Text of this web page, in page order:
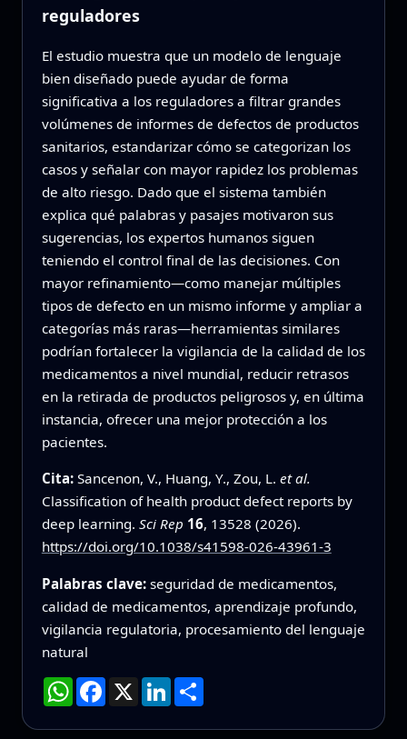
reguladores
El estudio muestra que un modelo de lenguaje
bien diseñado puede ayudar de forma
significativa a los reguladores a filtrar grandes
volúmenes de informes de defectos de productos
sanitarios, estandarizar cómo se categorizan los
casos y señalar con mayor rapidez los problemas
de alto riesgo. Dado que el sistema también
explica qué palabras y pasajes motivaron sus
sugerencias, los expertos humanos siguen
teniendo el control final de las decisiones. Con
mayor refinamiento—como manejar múltiples
tipos de defecto en un mismo informe y ampliar a
categorías más raras—herramientas similares
podrían fortalecer la vigilancia de la calidad de los
medicamentos a nivel mundial, reducir retrasos
en la retirada de productos peligrosos y, en última
instancia, ofrecer una mejor protección a los
pacientes.
Cita: Sancenon, V., Huang, Y., Zou, L. et al.
Classification of health product defect reports by
deep learning. Sci Rep 16, 13528 (2026).
https://doi.org/10.1038/s41598-026-43961-3
Palabras clave: seguridad de medicamentos,
calidad de medicamentos, aprendizaje profundo,
vigilancia regulatoria, procesamiento del lenguaje
natural
WhatsApp
Facebook
X LinkedInCompartir